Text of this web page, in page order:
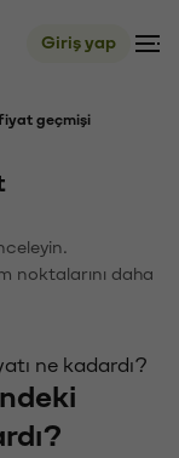
Giriş yap
geçmişi
noktalarını daha
ne kadardı?